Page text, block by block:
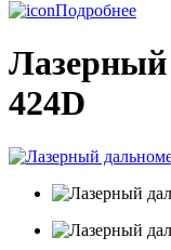
Подробнее
424D